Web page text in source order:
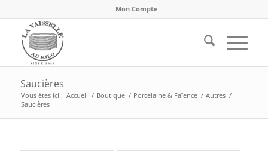
Mon Compte
Saucières
Vous êtes ici : Accueil / Boutique / Porcelaine & Faïence / Autres /
Saucières